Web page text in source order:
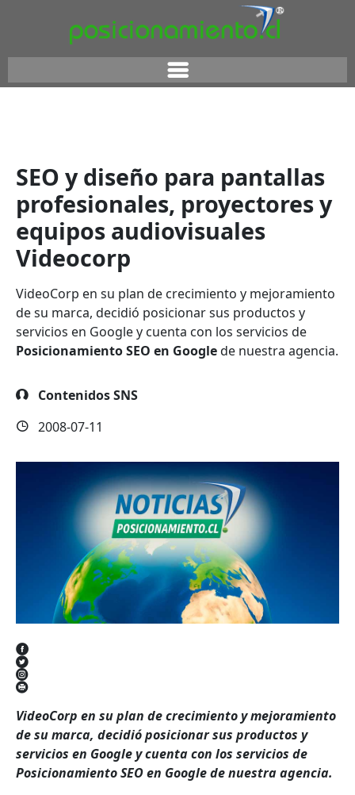
SEO y diseño para pantallas
profesionales, proyectores y
equipos audiovisuales
Videocorp
VideoCorp en su plan de crecimiento y mejoramiento
de su marca, decidió posicionar sus productos y
servicios en Google y cuenta con los servicios de
Posicionamiento SEO en Googlede nuestra agencia.
Contenidos SNS
2008-07-11
VideoCorp en su plan de crecimiento y mejoramiento
de su marca, decidió posicionar sus productos y
servicios en Google y cuenta con los servicios de
Posicionamiento SEO en Google de nuestra agencia.